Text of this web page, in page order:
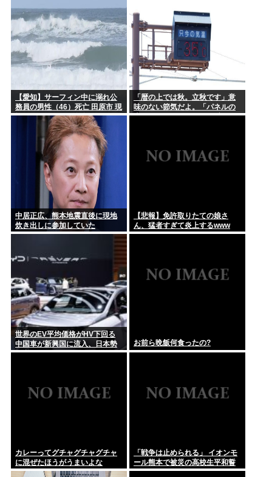
【タラコ悲報】削ジェンヌこと西村ゆか、ひろきに離婚を提示
www
俺は身長165センチだけどそんなに低くないよね？
言うほど凄いか？っていう人物または有名人っている？
自宅の庭でBBQをしていた男性、子供たちを守ろうとして殺
害されて...
佐藤二朗（さとじろ）、撮影中止www
課長は1488万3000円…地方公務
員の給与も引き上げると、1兆
1250億円増
【愛知】サーフィン中に溺れ公
務員の男性（46）死亡 田原市 現
場はサーフィンで有名なスポッ
「暦の上では秋。立秋です」意
味のない節気だよ。「パネルの
上では19」みたいな風俗嬢かよ
中居正広、熊本地震直後に現地
炊き出しに参加していた
【悲報】免許取りたての娘さ
ん、猛者すぎて炎上するwww
世界のEV平均価格がHV下回る
中国車が新興国に流入、日本勢
に逆風
お前ら晩飯何食ったの?
カレーってグチャグチャグチャ
に混ぜたほうがうまいよな
「戦争は止められる」 イオンモ
ール熊本で被災の高校生平和誓
う